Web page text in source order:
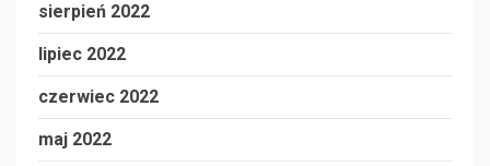
sierpień 2022
lipiec 2022
czerwiec 2022
maj 2022